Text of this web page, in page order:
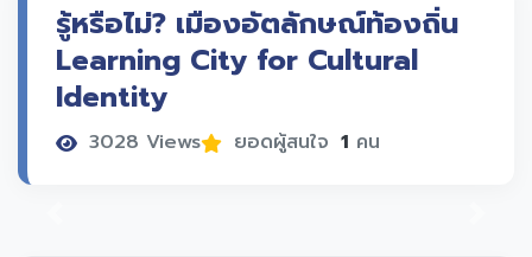
รู้หรือไม่? เมืองอัตลักษณ์ท้องถิ่น
Learning City for Cultural
Identity
3028 Views ยอดผู้สนใจ 1 คน